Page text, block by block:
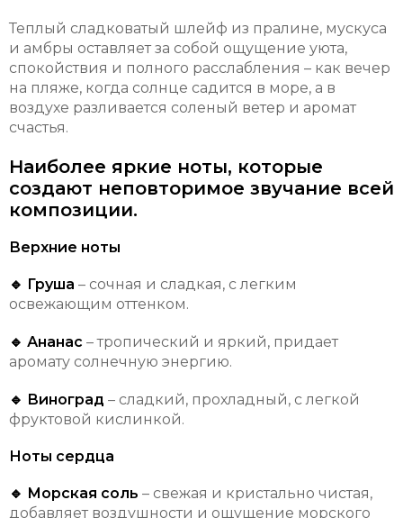
Теплый сладковатый шлейф из пралине, мускуса
и амбры оставляет за собой ощущение уюта,
спокойствия и полного расслабления – как вечер
на пляже, когда солнце садится в море, а в
воздухе разливается соленый ветер и аромат
счастья.
Наиболее яркие ноты, которые
создают неповторимое звучание всей
композиции.
Верхние ноты
🔹 Груша – сочная и сладкая, с легким
освежающим оттенком.
🔹 Ананас – тропический и яркий, придает
аромату солнечную энергию.
🔹 Виноград – сладкий, прохладный, с легкой
фруктовой кислинкой.
Ноты сердца
🔹 Морская соль – свежая и кристально чистая,
добавляет воздушности и ощущение морского